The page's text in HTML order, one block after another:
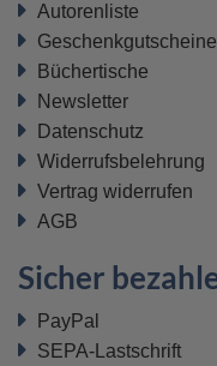
Autorenliste
Geschenkgutscheine
Büchertische
Newsletter
Datenschutz
Widerrufsbelehrung
Vertrag widerrufen
AGB
Sicher
PayPal
SEPA-Lastschrift